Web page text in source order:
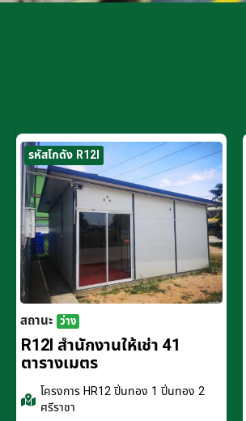
รหัสโกดัง R12I
สถานะ ว่าง
R12I สำนักงานให้เช่า 41
ตารางเมตร
โครงการHR12 ปิ่นทอง 1 ปิ่นทอง 2
ศรีราชา